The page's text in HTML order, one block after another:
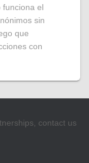
funciona el
sin
que
con
contact us